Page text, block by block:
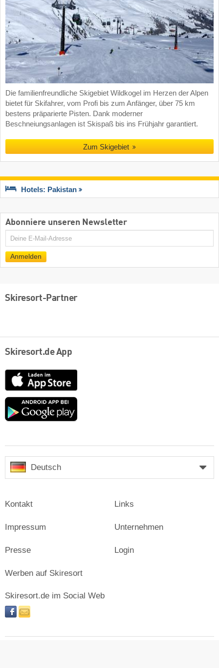
Die familienfreundliche Skigebiet Wildkogel im Herzen der Alpen
bietet für Skifahrer, vom Profi bis zum Anfänger, über 75 km
bestens präparierte Pisten. Dank moderner
Beschneiungsanlagen ist Skispaß bis ins Frühjahr garantiert.
Zum Skigebiet
Hotels: Pakistan
Abonniere unseren Newsletter
E-
Anmelden
Skiresort-Partner
Skiresort.de App
App
Store
Google
Deutsch
Kontakt
Impressum
Presse
Links
Unternehmen
Login
Werben auf Skiresort
Skiresort.de im Social Web
facebooknewsletter